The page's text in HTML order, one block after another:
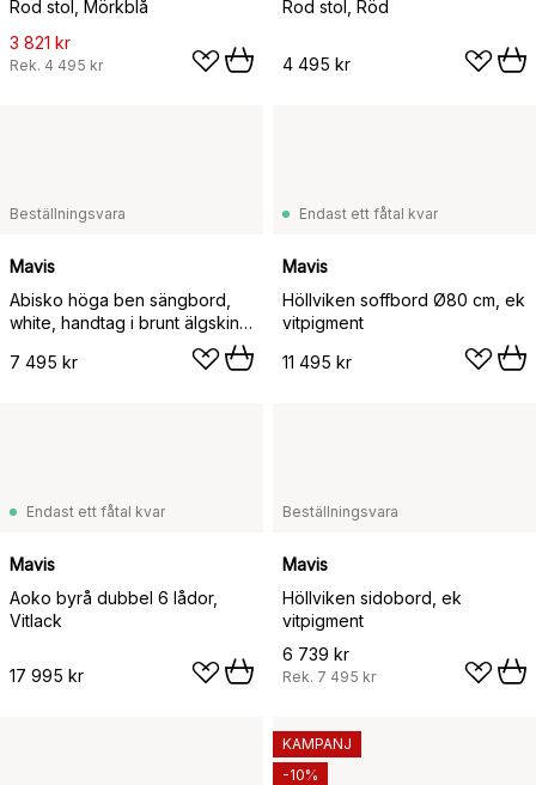
Rod stol, Mörkblå
3 821 kr
Rek. 4 495 kr
Rod stol, Röd
4 495 kr
Beställningsvara
Mavis
Abisko höga ben sängbord,
white, handtag i brunt älgskinn
7 495 kr
Endast ett fåtal kvar
Mavis
Höllviken soffbord Ø80 cm, ek
vitpigment
11 495 kr
Endast ett fåtal kvar
Mavis
Aoko byrå dubbel 6 lådor,
Vitlack
17 995 kr
Beställningsvara
Mavis
Höllviken sidobord, ek
vitpigment
6 739 kr
Rek. 7 495 kr
KAMPANJ
-10%